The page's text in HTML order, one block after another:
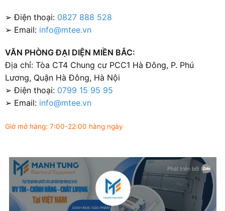
➢ Điện thoại: 0827 888 528
➢ Email: info@mtee.vn
VĂN PHÒNG ĐẠI DIỆN MIỀN BẮC:
Địa chỉ: Tòa CT4 Chung cư PCC1 Hà Đông, P. Phú
Lương, Quận Hà Đông, Hà Nội
➢ Điện thoại: 0799 15 95 95
➢ Email: info@mtee.vn
Giờ mở hàng: 7:00-22:00 hàng ngày